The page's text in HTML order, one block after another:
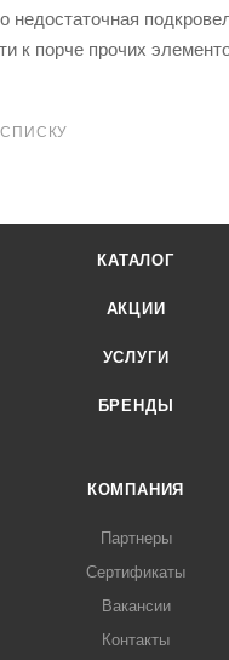
недостаточная
к порче прочих
КАТАЛОГ
АКЦИИ
УСЛУГИ
БРЕНДЫ
КОМПАНИЯ
Партнеры
Сертификаты
Вакансии
Контакты